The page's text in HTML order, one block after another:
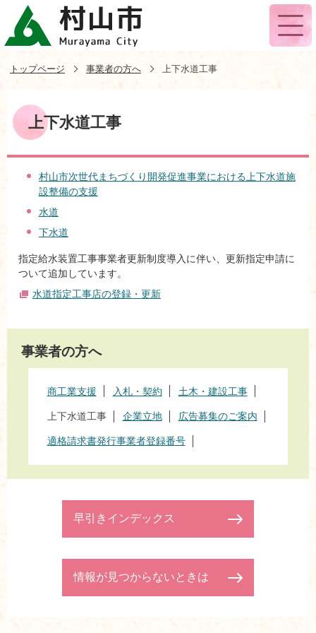
トップページ 事業者の方へ 上下水道工事
上下水道工事
村山市次世代まちづくり開発促進事業における上下水道施
設整備の支援
水道
下水道
指定給水装置工事事業者更新制度導入に伴い、更新指定申請に
ついて追加しています。
水道指定工事店の登録・更新
事業者の方へ
商工業支援 入札・契約 土木・建設工事
上下水道工事 企業立地 広告募集のご案内
適格請求書発行事業者登録番号
早引きインデックス
情報が見つからないときは